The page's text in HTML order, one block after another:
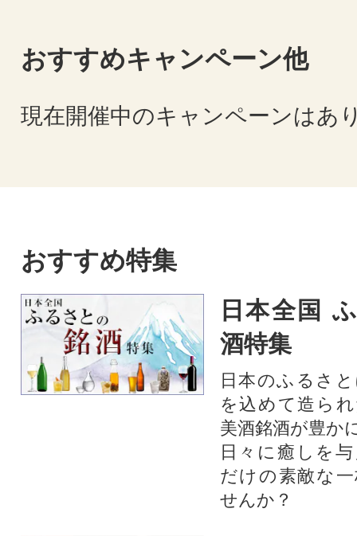
おすすめキャンペーン他
現在開催中のキャンペーンはあ
おすすめ特集
日本全国
酒特集
日本のふるさ
を込めて造ら
美酒銘酒が豊か
日々に癒しを
だけの素敵な
せんか？